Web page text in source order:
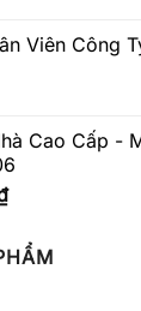
Viên Công
Cao Cấp -